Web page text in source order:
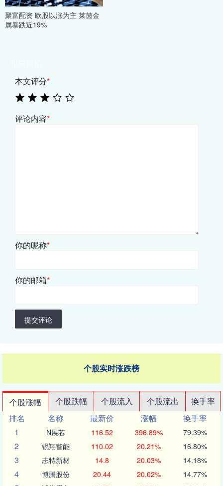
聚富配资 欧股以涨为主 莱茵金
属暴跌近19%
本文评分*
评论内容*
你的昵称*
你的邮箱*
提交评论
个股实时涨跌榜
个股涨幅 个股跌幅 个股流入 个股流出
换手率
排名
名称 最新价 涨幅
换手率
1
N展芯 116.52 396.89% 79.39%
2 锐翔智能 110.02 20.21% 16.80%
3 志特新材 14.8 20.03% 14.18%
4 博腾股份 20.44 20.02% 14.77%